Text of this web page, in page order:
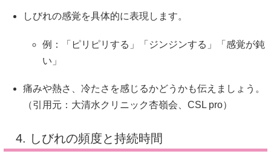
しびれの感覚を具体的に表現します。
例：
「ピリピリする」「ジンジンする」「感覚が鈍
い」
痛みや熱さ、冷たさを感じるかどうかも伝えましょう。
（引用元： 大清水クリニック杏嶺会 CSL pro）
4. しびれの頻度と持続時間